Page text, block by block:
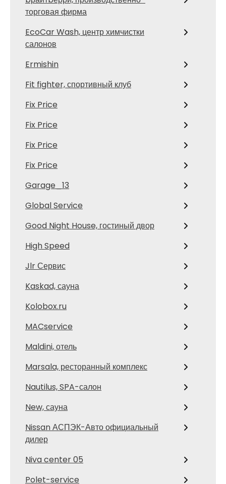
торговая фирма
EcoCar Wash, центр химчистки
салонов
Ermishin
Fit fighter, спортивный клуб
Fix Price
Fix Price
Fix Price
Fix Price
Garage_13
Global Service
Good Night House, гостиный двор
High Speed
Jlr Сервис
Kaskad, сауна
Kolobox.ru
MACservice
Maldini, отель
Marsala, ресторанный комплекс
Nautilus, SPA-салон
New, сауна
Nissan АСПЭК-Авто официальный
дилер
Niva center 05
Polet-service